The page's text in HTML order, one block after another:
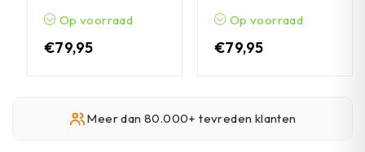
Op voorraad
€79,95
Op voorraad
€79,95
Meer dan 80.000+ tevreden klanten